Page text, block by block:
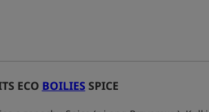
ECO BOILIES SPICE